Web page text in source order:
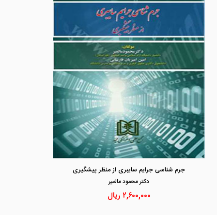
جرم شناسی جرایم سایبری از منظر پیشگیری
دكتر محمود مالمير
۲,۶۰۰,۰۰۰ریال